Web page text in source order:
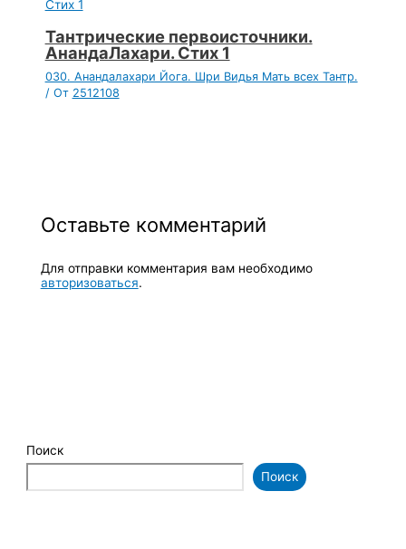
Тантрические первоисточники.
АнандаЛахари. Стих 1
030. Анандалахари Йога. Шри Видья Мать всех Тантр.
/ От 2512108
Оставьте комментарий
Для отправки комментария вам необходимо
авторизоваться.
Поиск
Поиск